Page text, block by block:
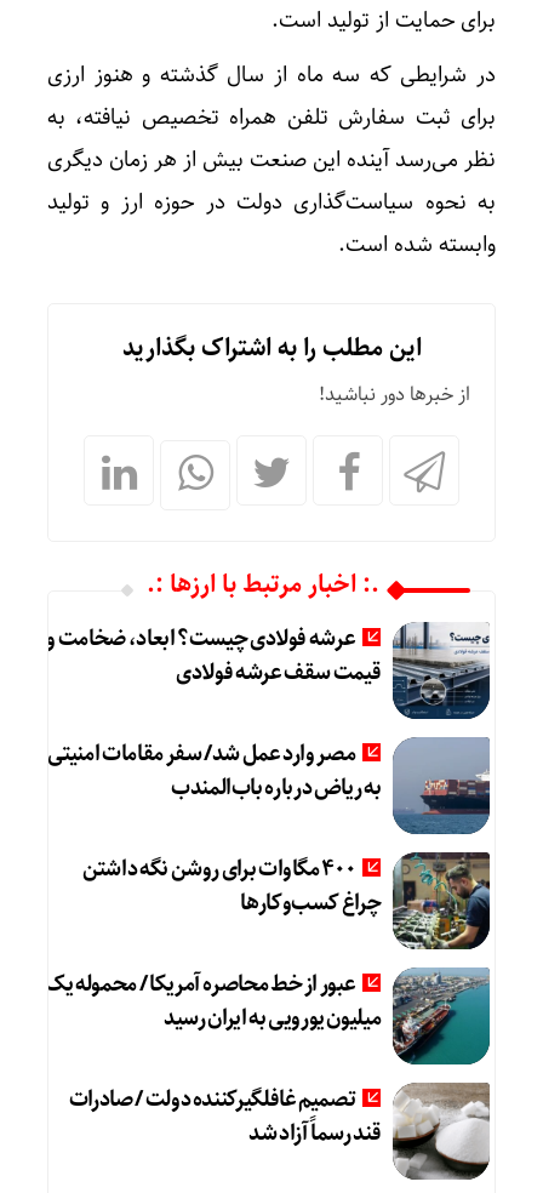
برای حمایت از تولید است.
در شرایطی که سه ماه از سال گذشته و هنوز ارزی
برای ثبت سفارش تلفن همراه تخصیص نیافته، به
نظر می‌رسد آینده این صنعت بیش از هر زمان دیگری
به نحوه سیاست‌گذاری دولت در حوزه ارز و تولید
وابسته شده است.
این مطلب را به اشتراک بگذارید
از خبرها دور نباشید!
.: اخبار مرتبط با ارزها :.
عرشه فولادی چیست؟ ابعاد، ضخامت و
قیمت سقف عرشه فولادی
مصر وارد عمل شد/ سفر مقامات امنیتی
به ریاض درباره باب‌المندب
۴۰۰ مگاوات برای روشن نگه داشتن
چراغ کسب‌وکار‌ها
عبور از خط محاصره آمریکا / محموله یک
میلیون یورویی به ایران رسید
تصمیم غافلگیرکننده دولت / صادرات
قند رسماً آزاد شد